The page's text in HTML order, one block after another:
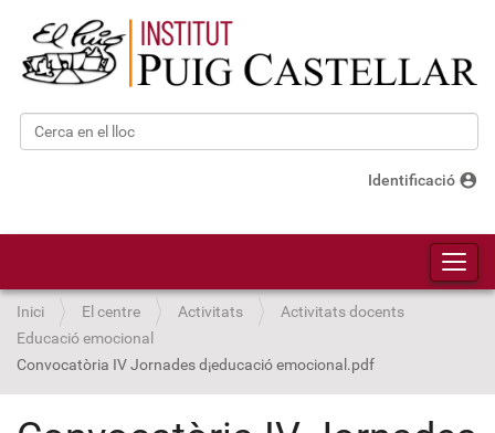
Cerca
Identificació account_circle
Inici El centre Activitats
Activitats docents
Educació emocional
Convocatòria IV Jornades d¡educació emocional.pdf